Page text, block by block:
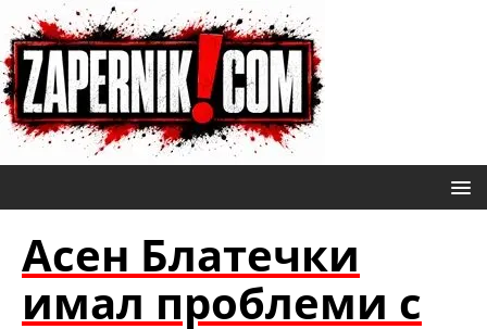
Асен Блатечки
имал проблеми с